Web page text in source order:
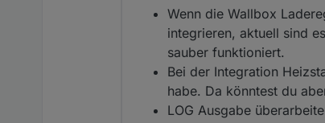
Wenn die Wallbox
integrieren, aktuell sind
sauber funktioniert.
Bei der Integration
habe. Da könntest du
LOG Ausgabe